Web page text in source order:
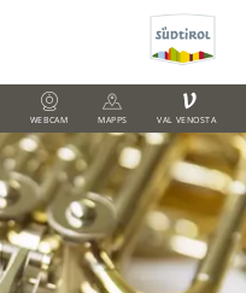
WEBCAM MAPPS
V
VAL VENOSTA